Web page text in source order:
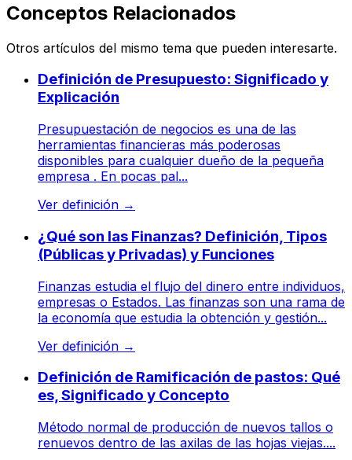
Conceptos Relacionados
Otros artículos del mismo tema que pueden interesarte.
Definición de Presupuesto: Significado y
Explicación
Presupuestación de negocios es una de las
herramientas financieras más poderosas
disponibles para cualquier dueño de la pequeña
empresa . En pocas pal...
Ver definición →
¿Qué son las Finanzas? Definición, Tipos
(Públicas y Privadas) y Funciones
Finanzas estudia el flujo del dinero entre individuos,
empresas o Estados. Las finanzas son una rama de
la economía que estudia la obtención y gestión...
Ver definición →
Definición de Ramificación de pastos: Qué
es, Significado y Concepto
Método normal de producción de nuevos tallos o
renuevos dentro de las axilas de las hojas viejas....